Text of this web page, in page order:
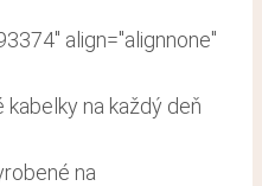
align="alignnone"
na